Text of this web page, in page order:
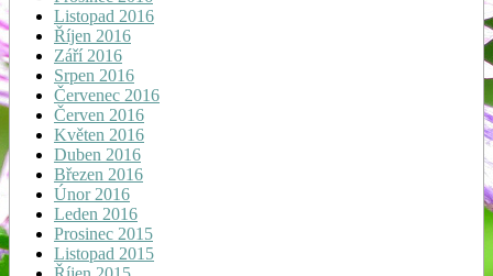
Listopad 2016
Říjen 2016
Září 2016
Srpen 2016
Červenec 2016
Červen 2016
Květen 2016
Duben 2016
Březen 2016
Únor 2016
Leden 2016
Prosinec 2015
Listopad 2015